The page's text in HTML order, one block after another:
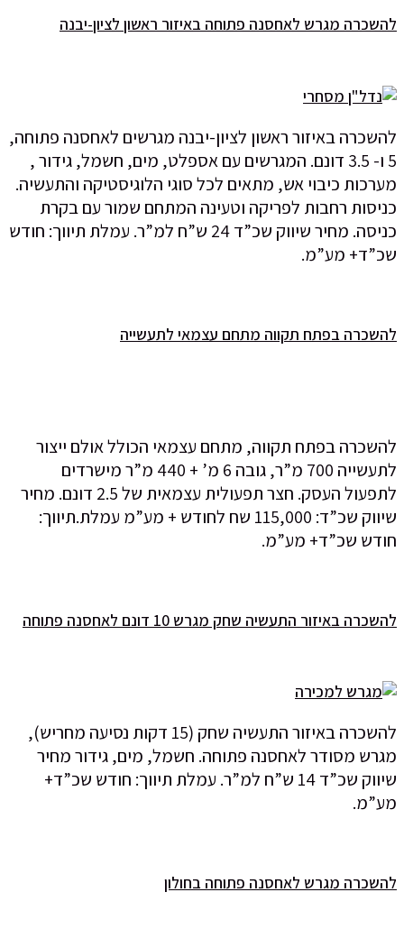
להשכרה מגרש לאחסנה פתוחה באיזור ראשון לציון-יבנה
להשכרה באיזור ראשון לציון-יבנה מגרשים לאחסנה פתוחה,
5 ו- 3.5 דונם. המגרשים עם אספלט, מים, חשמל, גידור ,
מערכות כיבוי אש, מתאים לכל סוגי הלוגיסטיקה והתעשיה.
כניסות רחבות לפריקה וטעינה המתחם שמור עם בקרת
כניסה. מחיר שיווק שכ”ד 24 ש”ח למ”ר. עמלת תיווך: חודש
שכ”ד+ מע”מ.
להשכרה בפתח תקווה מתחם עצמאי לתעשייה
להשכרה בפתח תקווה, מתחם עצמאי הכולל אולם ייצור
לתעשייה 700 מ”ר, גובה 6 מ’ + 440 מ”ר מישרדים
לתפעול העסק. חצר תפעולית עצמאית של 2.5 דונם. מחיר
שיווק שכ”ד: 115,000 שח לחודש + מע”מ עמלת.תיווך:
חודש שכ”ד+ מע”מ.
להשכרה באיזור התעשיה שחק מגרש 10 דונם לאחסנה פתוחה
להשכרה באיזור התעשיה שחק (15 דקות נסיעה מחריש),
מגרש מסודר לאחסנה פתוחה. חשמל, מים, גידור מחיר
שיווק שכ”ד 14 ש”ח למ”ר. עמלת תיווך: חודש שכ”ד+
מע”מ.
להשכרה מגרש לאחסנה פתוחה בחולון